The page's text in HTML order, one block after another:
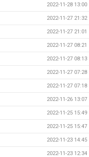
2022-11-28 13:00
2022-11-27 21:32
2022-11-27 21:01
2022-11-27 08:21
2022-11-27 08:13
2022-11-27 07:28
2022-11-27 07:18
2022-11-26 13:07
2022-11-25 15:49
2022-11-25 15:47
2022-11-23 14:45
2022-11-23 12:34